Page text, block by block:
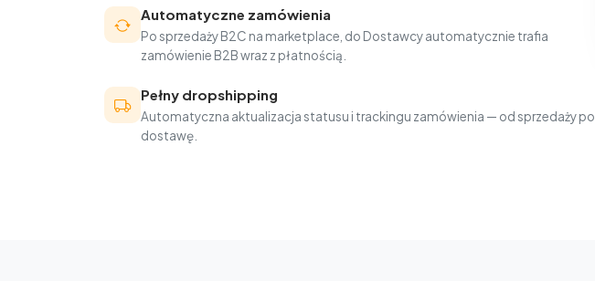
Automatyczne zamówienia
Po sprzedaży B2C na marketplace, do Dostawcy automatycznie trafia
zamówienie B2B wraz z płatnością.
Pełny dropshipping
Automatyczna aktualizacja statusu i trackingu zamówienia — od sprzedaży po
dostawę.